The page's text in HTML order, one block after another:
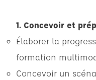
1. Concevoir et
Élaborer la
formation
Concevoir un